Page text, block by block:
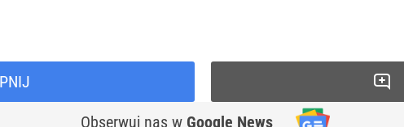
Obserwuj nas w Google News